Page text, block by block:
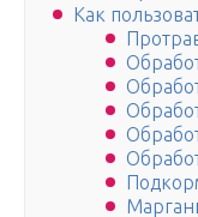
Как